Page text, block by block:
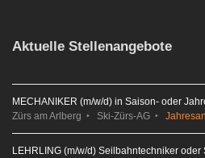
Aktuelle Stellenangebote
MECHANIKER (m/w/d) in Saison- oder
Zürs am Arlberg
Ski-Zürs-AG
LEHRLING (m/w/d) Seilbahntechniker